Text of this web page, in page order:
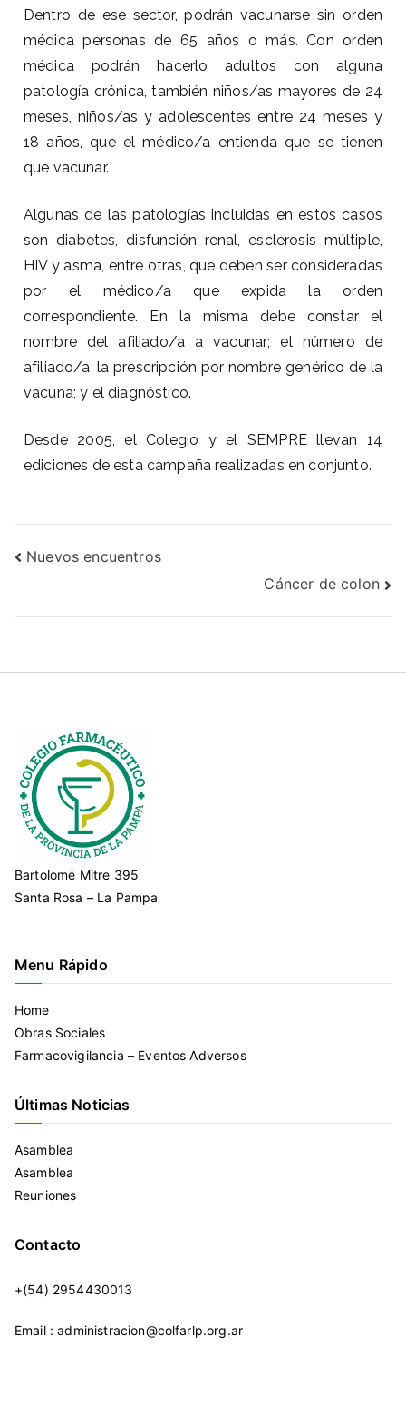
Dentro de ese sector, podrán vacunarse sin orden
médica personas de 65 años o más. Con orden
médica podrán hacerlo adultos con alguna
patología crónica, también niños/as mayores de 24
meses, niños/as y adolescentes entre 24 meses y
18 años, que el médico/a entienda que se tienen
que vacunar.
Algunas de las patologías incluidas en estos casos
son diabetes, disfunción renal, esclerosis múltiple,
HIV y asma, entre otras, que deben ser consideradas
por el médico/a que expida la orden
correspondiente. En la misma debe constar el
nombre del afiliado/a a vacunar; el número de
afiliado/a; la prescripción por nombre genérico de la
vacuna; y el diagnóstico.
Desde 2005, el Colegio y el SEMPRE llevan 14
ediciones de esta campaña realizadas en conjunto.
Nuevos encuentros
Cáncer de colon
Bartolomé Mitre 395
Santa Rosa – La Pampa
Menu Rápido
Home
Obras Sociales
Farmacovigilancia – Eventos Adversos
Últimas Noticias
Asamblea
Asamblea
Reuniones
Contacto
+(54) 2954430013
Email : administracion@colfarlp.org.ar